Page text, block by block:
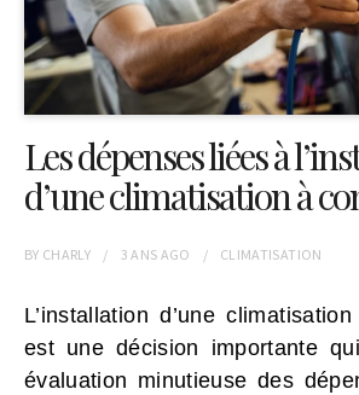
Les dépenses liées à
d’une climatisation à
BY CHARLY 3 ANS AGO CLIMATISATION
L’installation d’une
est une décision importante
évaluation minutieuse des